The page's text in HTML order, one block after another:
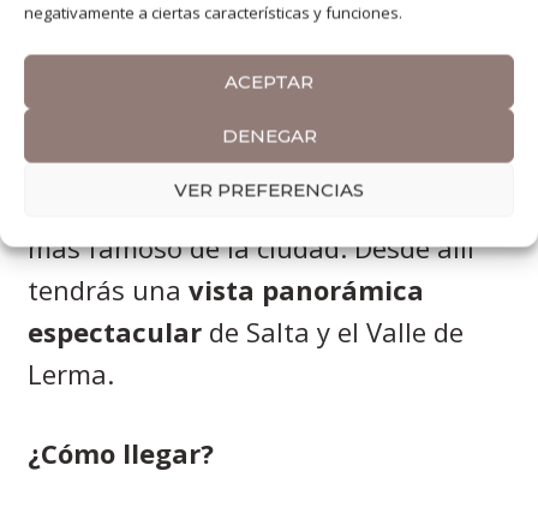
negativamente a ciertas características y funciones.
ACEPTAR
DENEGAR
VER PREFERENCIAS
Cerro San Bernardo – La
mejor vista de Salta
Para terminar el día, sube alCerro
San Bernardo, el mirador natural
más famoso de la ciudad. Desde allí
tendrás una vista panorámica
espectacular de Salta y el Valle de
Lerma.
¿Cómo llegar?